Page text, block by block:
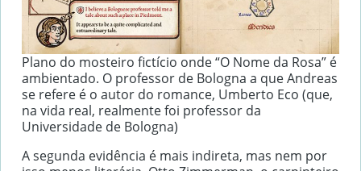
Plano do mosteiro fictício onde “O Nome da Rosa” é
ambientado. O professor de Bologna a que Andreas
se refere é o autor do romance, Umberto Eco (que,
na vida real, realmente foi professor da
Universidade de Bologna)
A segunda evidência é mais indireta, mas nem por